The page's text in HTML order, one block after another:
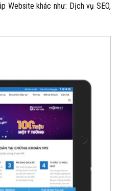
Website khác như: Dịch vụ SEO,